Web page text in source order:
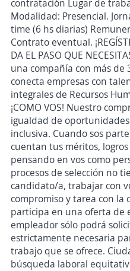
contratación Lugar de
Modalidad: Presencial.
time (6 hs diarias)
Contrato eventual.
DA EL PASO QUE
una compañía con más de
conecta empresas con
integrales de Recursos
¡COMO VOS! Nuestro
igualdad de
inclusiva. Cuando sos
cuentan tus méritos,
pensando en vos como
procesos de selección no
candidato/a, trabajar con
compromiso y tarea con la
participa en una oferta de
empleador sólo podrá
estrictamente necesaria
trabajo que se ofrece.
búsqueda laboral